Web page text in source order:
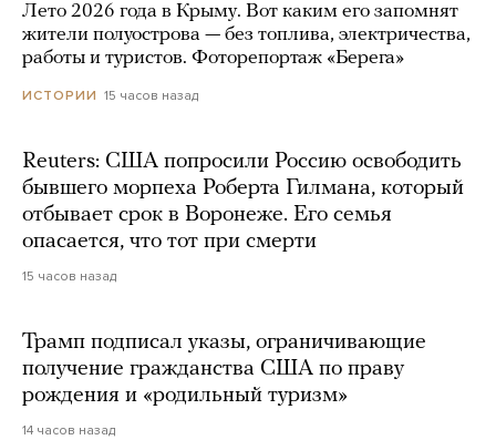
Лето 2026 года в Крыму. Вот каким его запомнят
жители полуострова — без топлива, электричества,
работы и туристов. Фоторепортаж «Берега»
ИСТОРИИ 15 часов назад
Reuters: США попросили Россию освободить
бывшего морпеха Роберта Гилмана, который
отбывает срок в Воронеже. Его семья
опасается, что тот при смерти
15 часов назад
Трамп подписал указы, ограничивающие
получение гражданства США по праву
рождения и «родильный туризм»
14 часов назад